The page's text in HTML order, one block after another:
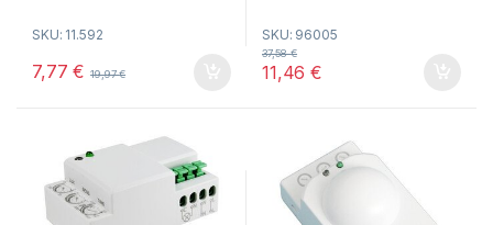
u
f
SKU: 11.592
7,77€ 19,97€
u
t
o
f
SKU: 96005
11,46€
37,58€